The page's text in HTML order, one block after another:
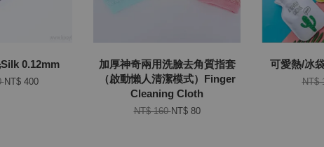
0.12mm
NT$ 400
加厚神奇兩用洗臉去角質指套
（啟動懶人清潔模式）Finger
Cleaning Cloth
NT$ 160NT$ 80
可愛熱/冰
NT$